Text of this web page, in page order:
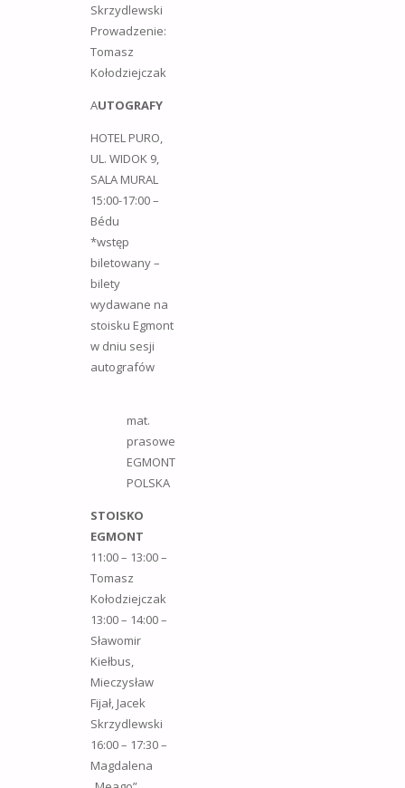
Skrzydlewski
Prowadzenie:
Tomasz
Kołodziejczak
AUTOGRAFY
HOTEL PURO,
UL. WIDOK 9,
SALA MURAL
15:00-17:00 –
Bédu
*wstęp
biletowany –
bilety
wydawane na
stoisku Egmont
w dniu sesji
autografów
mat.
prasowe
EGMONT
POLSKA
STOISKO
EGMONT
11:00 – 13:00 –
Tomasz
Kołodziejczak
13:00 – 14:00 –
Sławomir
Kiełbus,
Mieczysław
Fijał, Jacek
Skrzydlewski
16:00 – 17:30 –
Magdalena